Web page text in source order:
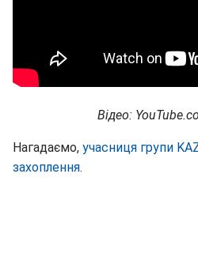
Відео: YouTube.
Нагадаємо, учасниця групи
захоплення.